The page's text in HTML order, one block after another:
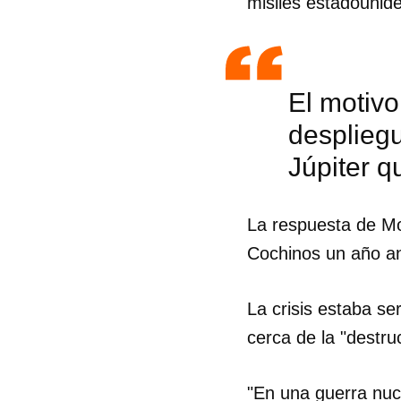
El
Júpiter
La respuesta de
Cochinos un año
La crisis estaba
cerca de la
"En una guerra